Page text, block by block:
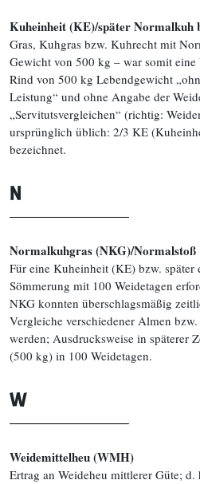
Kuheinheit (KE)/später Normalkuh
Gras, Kuhgras bzw. Kuhrecht mit
Gewicht von 500 kg – war somit
Rind von 500 kg Lebendgewicht
Leistung“ und ohne Angabe der
„Servitutsvergleichen“ (richtig:
ursprünglich üblich: 2/3 KE
bezeichnet.
N
Normalkuhgras (NKG)/Normalstoß
Für eine Kuheinheit (KE) bzw.
Sömmerung mit 100 Weidetagen
NKG konnten überschlagsmäßig
Vergleiche verschiedener Almen
werden; Ausdrucksweise in späterer
(500 kg) in 100 Weidetagen.
W
Weidemittelheu (WMH)
Ertrag an Weideheu mittlerer Güte;